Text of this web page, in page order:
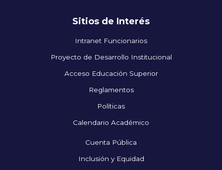
Sitios de Interés
Intranet Funcionarios
Proyecto de Desarrollo Institucional
Acceso Educación Superior
Reglamentos
Políticas
Calendario Académico
Cuenta Pública
Inclusión y Equidad